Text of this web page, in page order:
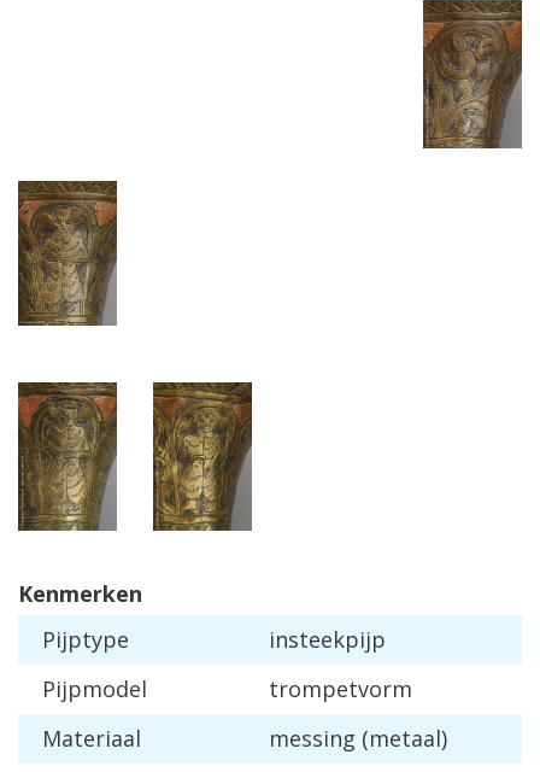
Kenmerken
Pijptype
insteekpijp
Pijpmodel
trompetvorm
Materiaal
messing (metaal)